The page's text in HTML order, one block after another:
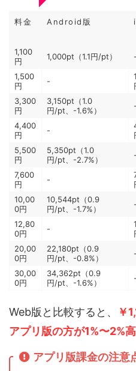
料金 Android版
1,100
円
1,000pt（1.1円/pt） -
1,500
円
-
3,300
円
3,150pt（1.0
円/pt、-1.6%）
-
4,400
円
-
5,500
円
5,350pt（1.0
円/pt、-2.7%）
-
7,600
円
-
10,00
0円
10,544pt（0.9
円/pt、-1.7%）
-
12,80
0円
-
20,00
0円
22,180pt（0.9
円/pt、-0.8%）
-
30,00
0円
34,362pt（0.9
円/pt、-1.6%）
-
Web版と比較すると、
￥
アプリ版の方が1%〜2%
アプリ版課金の注意